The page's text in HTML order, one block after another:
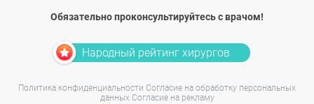
Обязательно проконсультируйтесь с врачом!
Народный рейтинг хирургов
Политика конфиденциальности Согласие на обработку персональных
данных Согласие на рекламу